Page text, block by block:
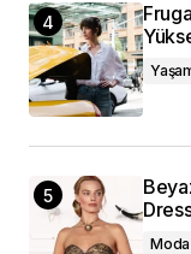
Moda